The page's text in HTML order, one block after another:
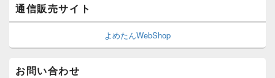
通信販売サイト
よめたんWebShop
お問い合わせ